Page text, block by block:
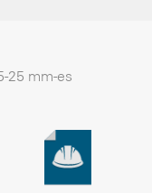
25 mm-es